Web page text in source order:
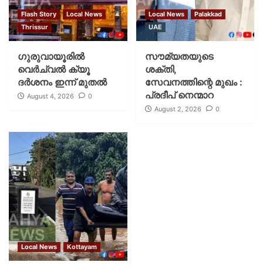
Flash Story
Local News
Thrissur
ഗുരുവായൂരില്‍
വെര്‍ച്വല്‍ ക്യൂ
ദര്‍ശനം ഇന്ന് മുതല്‍
August 4, 2026 0
Local News
Palakkad
UAE
സൗമ്യതയുടെ
ശക്തി,
സേവനത്തിന്റെ മുഖം :
പ്രദീപ് നെന്മാറ
August 2, 2026 0
Local News Kottayam